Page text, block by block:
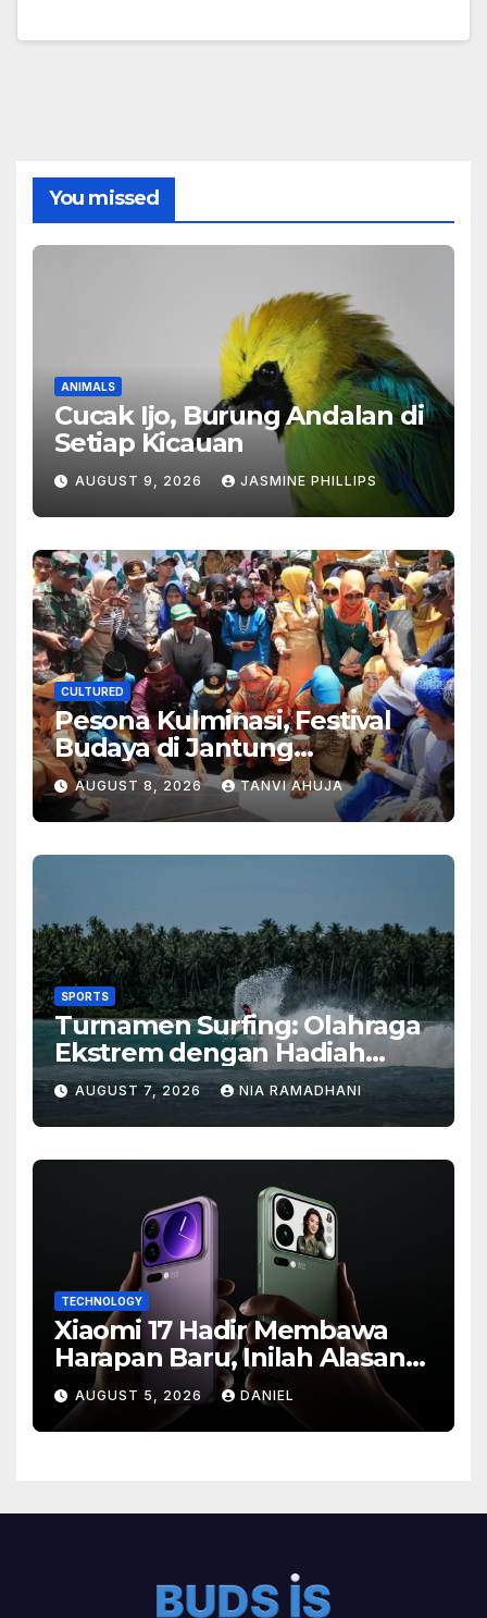
You missed
ANIMALS
Cucak Ijo, Burung Andalan di
Setiap Kicauan
AUGUST 9, 2026 JASMINE PHILLIPS
CULTURED
Pesona Kulminasi, Festival
Budaya di Jantung
Kalimantan
AUGUST 8, 2026 TANVI AHUJA
SPORTS
Turnamen Surfing: Olahraga
Ekstrem dengan Hadiah
Besar
AUGUST 7, 2026 NIA RAMADHANI
TECHNOLOGY
Xiaomi 17 Hadir Membawa
Harapan Baru, Inilah Alasan
Banyak Orang Menantikan
Ponsel Flagship Ini
AUGUST 5, 2026 DANIEL